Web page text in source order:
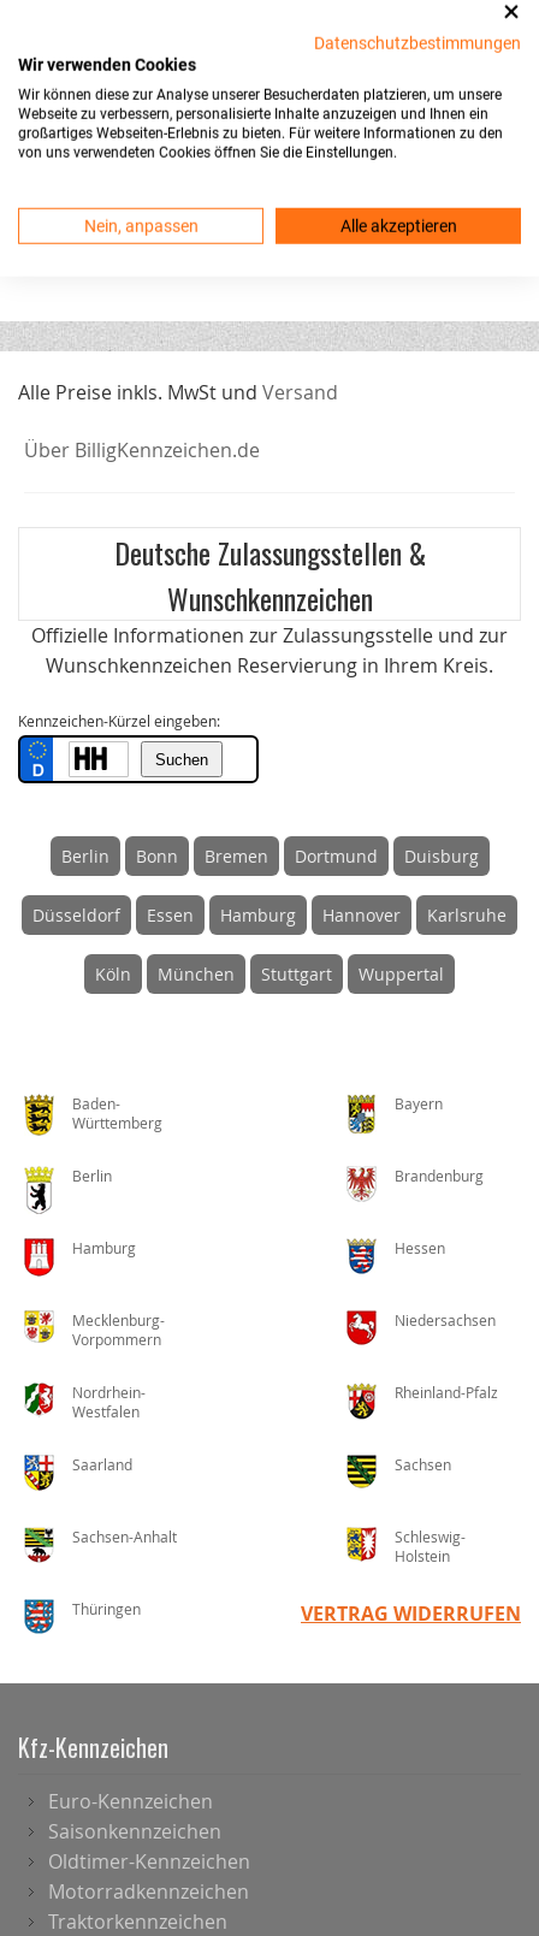
Anhänger für den Gebrauch im öffentlichen
Straßenverkehr zugelassen sein. Diese Zulassung wird
auch Anmeldung genannt und wird in der zuständigen
Zulassungsbehörde durchgeführt. Dabei wird dem
Fahrzeug ein amtliches Kennzeichen mit einzigartiger
Kennzeichen gibt es!Wichtig: Auch bei einem Umzug
müssen Sie IhrFahrzeug ummelden!
Alle Preise inkls. MwSt und Versand
Über BilligKennzeichen.de
Deutsche Zulassungsstellen &
Wunschkennzeichen
Offizielle Informationen zur Zulassungsstelle und zur
Wunschkennzeichen Reservierung in Ihrem Kreis.
Kennzeichen-Kürzel eingeben:
Berlin Bonn Bremen Dortmund Duisburg
Düsseldorf Essen Hamburg Hannover Karlsruhe
Köln München Stuttgart Wuppertal
Baden-
Württemberg
Bayern
Berlin Brandenburg
Hamburg Hessen
Mecklenburg-
Vorpommern
Niedersachsen
Nordrhein-
Westfalen
Rheinland-Pfalz
Saarland Sachsen
Sachsen-Anhalt
Schleswig-
Holstein
Thüringen VERTRAG WIDERRUFEN
Kfz-Kennzeichen
Euro-Kennzeichen
Saisonkennzeichen
Oldtimer-Kennzeichen
Motorradkennzeichen
Traktorkennzeichen
Datenschutzbestimmungen
Wir verwenden Cookies
Wir können diese zur Analyse unserer Besucherdaten platzieren, um unsere
Webseite zu verbessern, personalisierte Inhalte anzuzeigen und Ihnen ein
großartiges Webseiten-Erlebnis zu bieten. Für weitere Informationen zu den
von uns verwendeten Cookies öffnen Sie die Einstellungen.
Nein, anpassen Alle akzeptieren